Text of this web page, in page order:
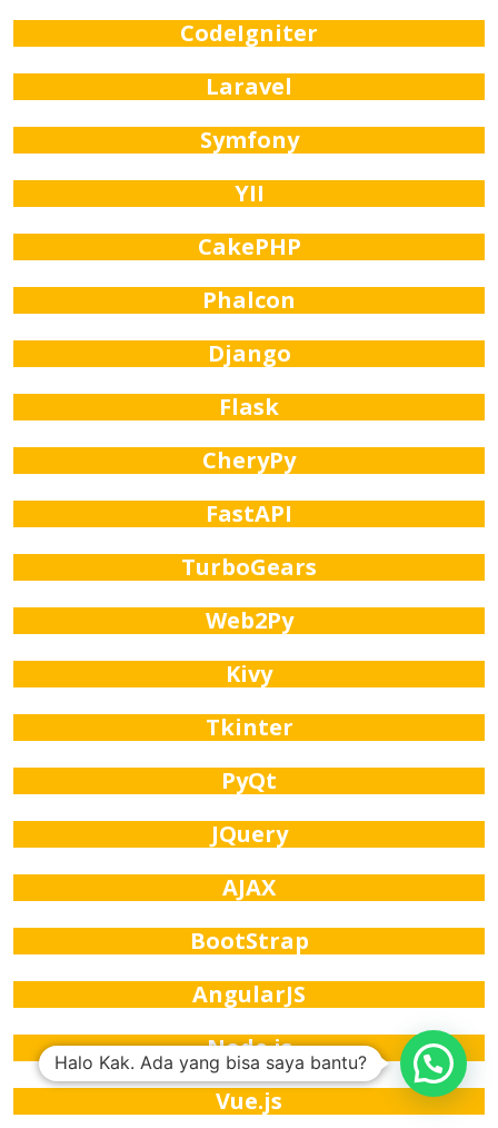
CodeIgniter
Laravel
Symfony
YII
CakePHP
Phalcon
Django
Flask
CheryPy
FastAPI
TurboGears
Web2Py
Kivy
Tkinter
PyQt
JQuery
AJAX
BootStrap
AngularJS
Node.js
Vue.js
Halo Kak. Ada yang bisa saya bantu?